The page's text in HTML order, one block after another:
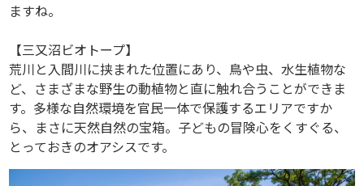
ますね。
【三又沼ビオトープ】
荒川と入間川に挟まれた位置にあり、鳥や虫、水生植物な
ど、さまざまな野生の動植物と直に触れ合うことができま
す。多様な自然環境を官民一体で保護するエリアですか
ら、まさに天然自然の宝箱。子どもの冒険心をくすぐる、
とっておきのオアシスです。